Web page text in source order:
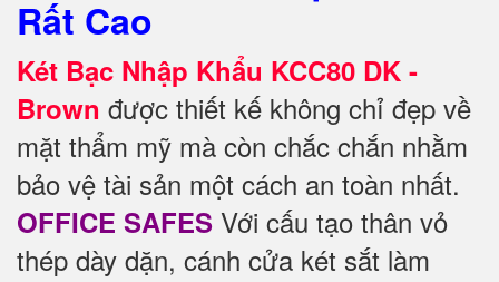
Rất Cao
Két Bạc Nhập Khẩu KCC80 DK -
Brown được thiết kế không chỉ đẹp về
mặt thẩm mỹ mà còn chắc chắn nhằm
bảo vệ tài sản một cách an toàn nhất.
OFFICE SAFES Với cấu tạo thân vỏ
thép dày dặn, cánh cửa két sắt làm